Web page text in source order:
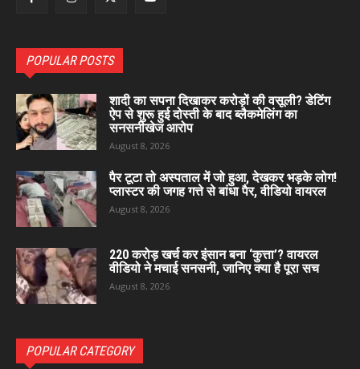
POPULAR POSTS
शादी का सपना दिखाकर करोड़ों की वसूली? डेटिंग
ऐप से शुरू हुई दोस्ती के बाद ब्लैकमेलिंग का
सनसनीखेज आरोप
August 8, 2026
पैर टूटा तो अस्पताल में जो हुआ, देखकर भड़के लोग!
प्लास्टर की जगह गत्ते से बांधा पैर, वीडियो वायरल
August 8, 2026
220 करोड़ खर्च कर इंसान बना ‘कुत्ता’? वायरल
वीडियो ने मचाई सनसनी, जानिए क्या है पूरा सच
August 8, 2026
POPULAR CATEGORY